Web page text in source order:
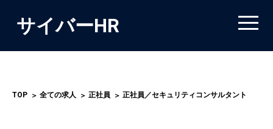
サイバーHR
TOP 全ての求人 正社員 正社員／セキュリティコンサルタント